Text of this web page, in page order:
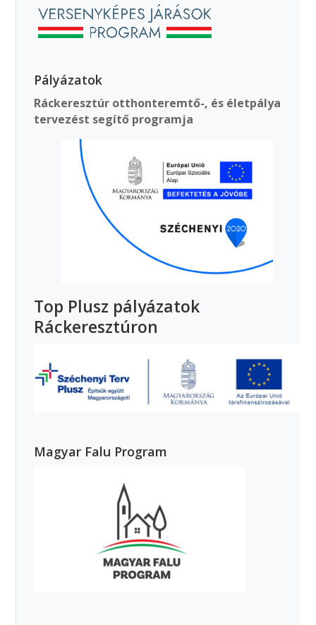
Pályázatok
Ráckeresztúr otthonteremtő-, és életpálya
tervezést segítő programja
Top Plusz pályázatok
Ráckeresztúron
Magyar Falu Program